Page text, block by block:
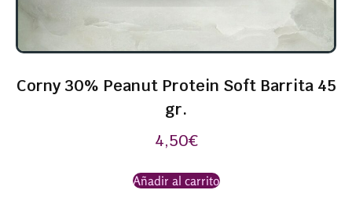
Corny 30% Peanut Protein Soft Barrita 45
gr.
4,50€
Añadir al carrito